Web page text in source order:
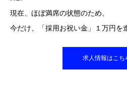
現在、ほぼ満席の状態のため、
今だけ、「採用お祝い金」１万円を
求人情報はこ